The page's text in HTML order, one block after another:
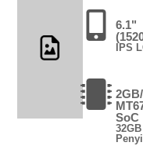
6.1"
IPS
SoC
32GB